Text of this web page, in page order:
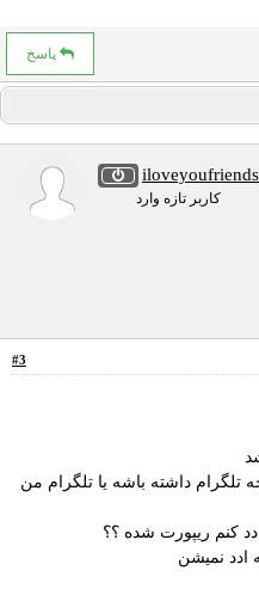
پاسخ
iloveyoufriends
کاربر تازه وارد
#3
تلگرام داشته باشه یا تلگرام من
کنم ریپورت شده ؟؟